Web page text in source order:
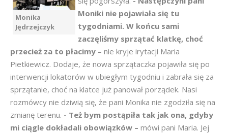
Monika
Jędrzejczyk
Moniki nie pojawiała się tu
tygodniami. W końcu sami
zaczęliśmy sprzątać klatkę, choć
przecież za to płacimy – nie kryje irytacji Maria
Pietkiewicz. Dodaje, że nowa sprzątaczka pojawiła się po
interwencji lokatorów w ubiegłym tygodniu i zabrała się za
sprzątanie, choć na klatce już panował porządek. Nasi
rozmówcy nie dziwią się, że pani Monika nie zgodziła się na
zmianę terenu. - Też bym postąpiła tak jak ona, gdyby
mi ciągle dokładali obowiązków – mówi pani Maria. Jej